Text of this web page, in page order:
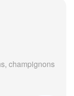
champignons